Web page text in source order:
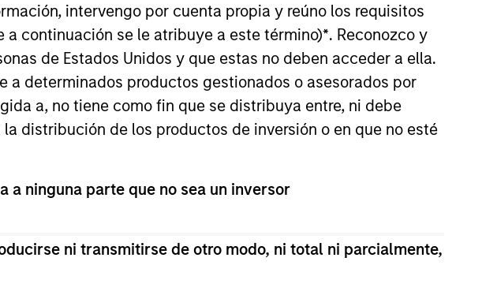
intervengo por cuenta propia y reúno los requisitos
a continuación se le atribuye a este término)*. Reconozco y
de Estados Unidos y que estas no deben acceder a ella.
a determinados productos gestionados o asesorados por
a, no tiene como fin que se distribuya entre, ni debe
distribución de los productos de inversión o en que no esté
a ninguna parte que no sea un inversor
ni transmitirse de otro modo, ni total ni parcialmente,
Morgan Stanley in 2014 and has 37 years of
infrastructure focused private equity fund. Prior
founding team at HDFC Bank, India’s leading
received an MBA from the University of Chicago
herein does not constitute and should not be construed as an
in any jurisdiction in which such offer or solicitation,